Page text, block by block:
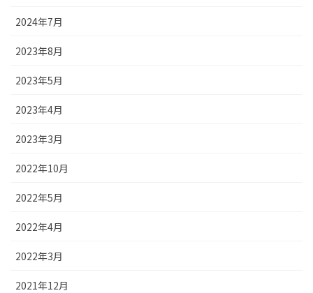
2024年7月
2023年8月
2023年5月
2023年4月
2023年3月
2022年10月
2022年5月
2022年4月
2022年3月
2021年12月